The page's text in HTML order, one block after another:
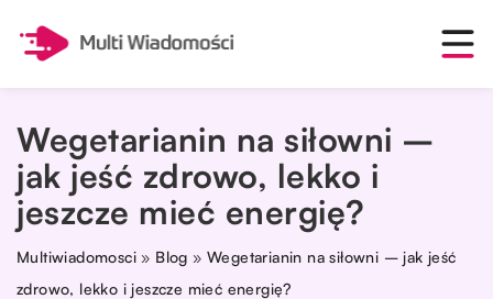
Wegetarianin na siłowni –
jak jeść zdrowo, lekko i
jeszcze mieć energię?
Multiwiadomosci » Blog »Wegetarianin na siłowni – jak jeść
zdrowo, lekko i jeszcze mieć energię?